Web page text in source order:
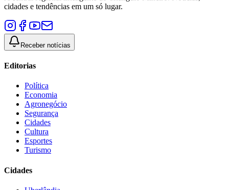
cidades e tendências em um só lugar.
Receber notícias
Editorias
Política
Economia
Agronegócio
Segurança
Cidades
Cultura
Esportes
Turismo
Cidades